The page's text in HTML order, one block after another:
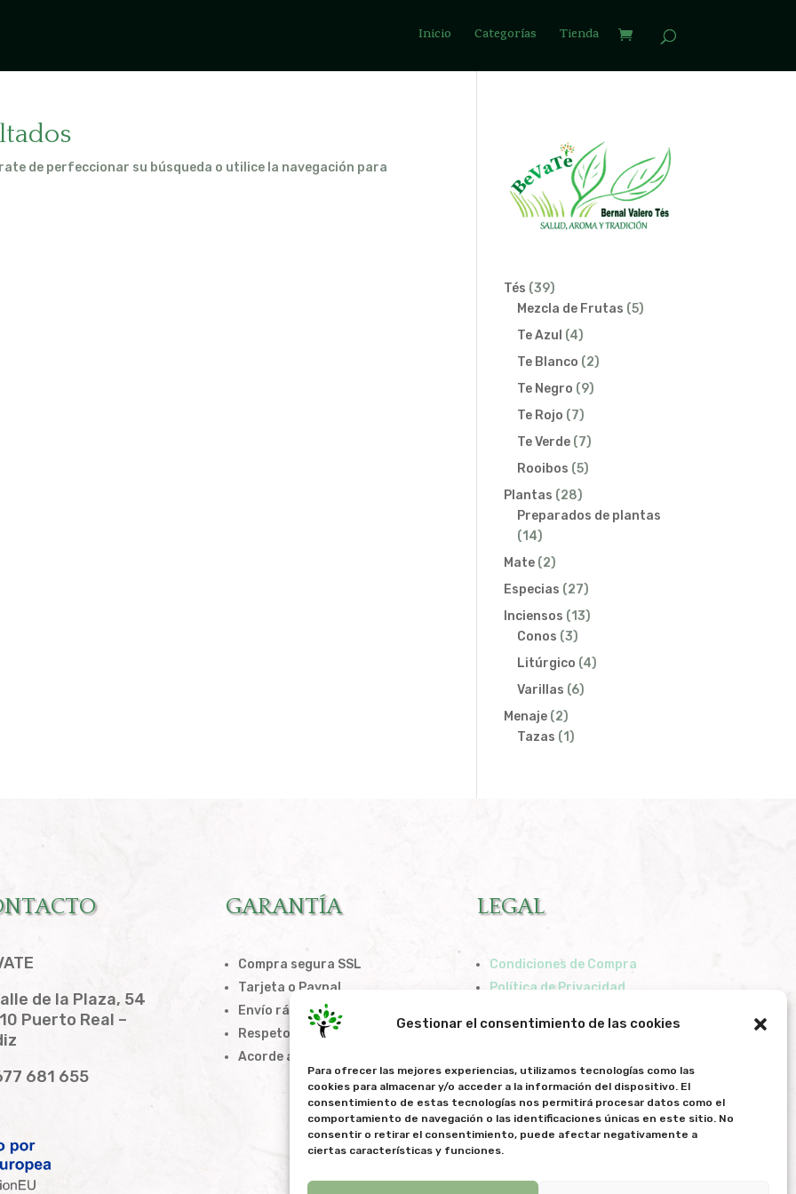
Gestionar el consentimiento de las cookies
Para ofrecer las mejores experiencias, utilizamos tecnologías como las
cookies para almacenar y/o acceder a la información del dispositivo. El
consentimiento de estas tecnologías nos permitirá procesar datos como el
comportamiento de navegación o las identificaciones únicas en este sitio. No
consentir o retirar el consentimiento, puede afectar negativamente a
ciertas características y funciones.
Inicio Categorías Tienda
de perfeccionar su búsqueda o utilice la navegación para
Tés 3939
productos
Mezcla de Frutas 55
Te Azul 44
productos
Te Blanco 22
Te Negro 99
Te Rojo 77
productos
Te Verde 77
productos
Rooibos 55
Plantas 2828
productos
Preparados de plantas
1414
productos
Mate 22
productos
Especias 2727
productos
Inciensos 1313
Conos 33
productos
Litúrgico 44
Varillas 66
Menaje 22
productos
Tazas 11
de la Plaza, 54
Puerto Real –
681 655
GARANTÍA
Compra segura SSL
Tarjeta o Paypal
Envío rápido
Respeto a la privacidad
Acorde a la LOPD
LEGAL
Condiciones de Compra
Política de Privacidad